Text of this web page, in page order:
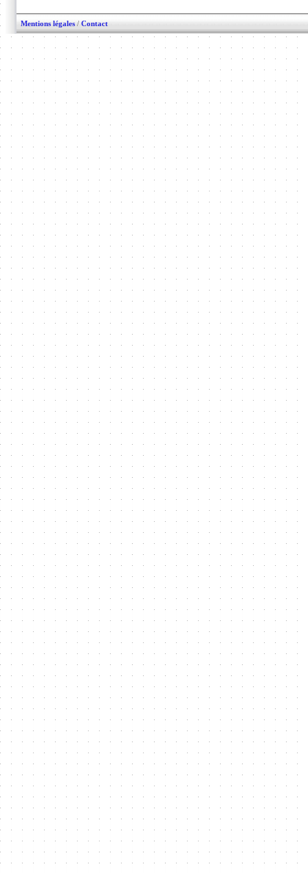
Mentions légales / Contact